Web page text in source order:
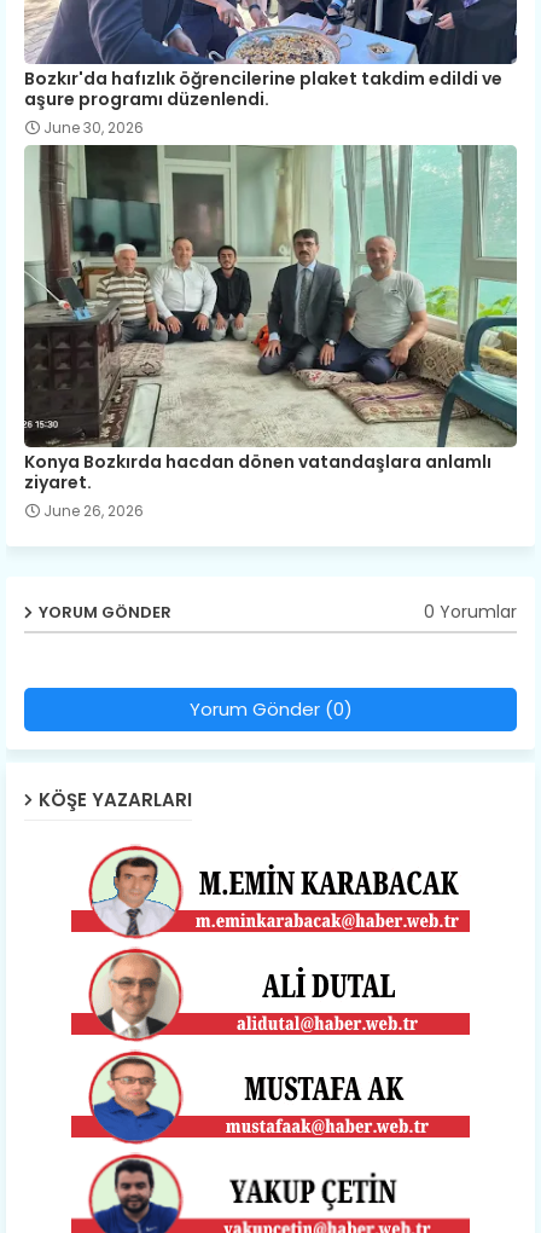
Bozkır'da hafızlık öğrencilerine plaket takdim edildi ve
aşure programı düzenlendi.
June 30, 2026
Konya Bozkırda hacdan dönen vatandaşlara anlamlı
ziyaret.
June 26, 2026
YORUM GÖNDER 0 Yorumlar
Yorum Gönder (0)
KÖŞE YAZARLARI